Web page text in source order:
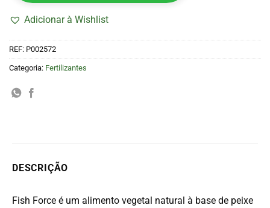
Adicionar à Wishlist
REF: P002572
Categoria: Fertilizantes
DESCRIÇÃO
Fish Force é um alimento vegetal natural à base de peixe